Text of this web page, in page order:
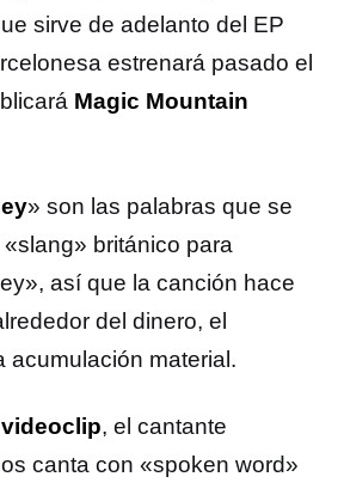
sirve de adelanto del EP
estrenará pasado el
Magic Mountain
» son las palabras que se
británico para
así que la canción hace
del dinero, el
acumulación material.
, el cantante
canta con «spoken word»